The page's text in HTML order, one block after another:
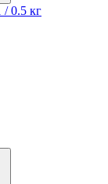
/ 0.5 кг